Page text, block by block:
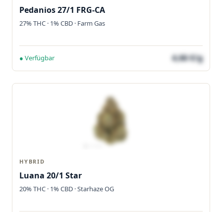
Pedanios 27/1 FRG-CA
27% THC · 1% CBD · Farm Gas
● Verfügbar 4,66 €/g
HYBRID
Luana 20/1 Star
20% THC · 1% CBD · Starhaze OG